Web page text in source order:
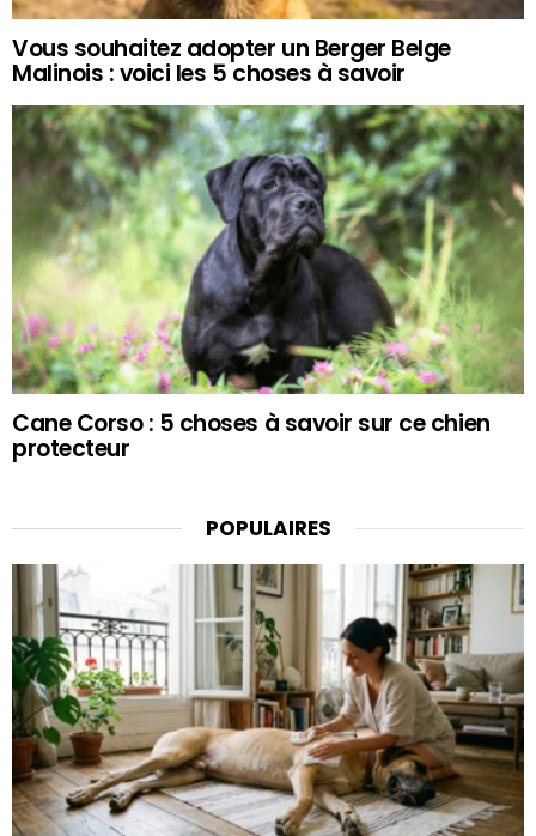
Vous souhaitez adopter un Berger Belge
Malinois : voici les 5 choses à savoir
Cane Corso : 5 choses à savoir sur ce chien
protecteur
POPULAIRES